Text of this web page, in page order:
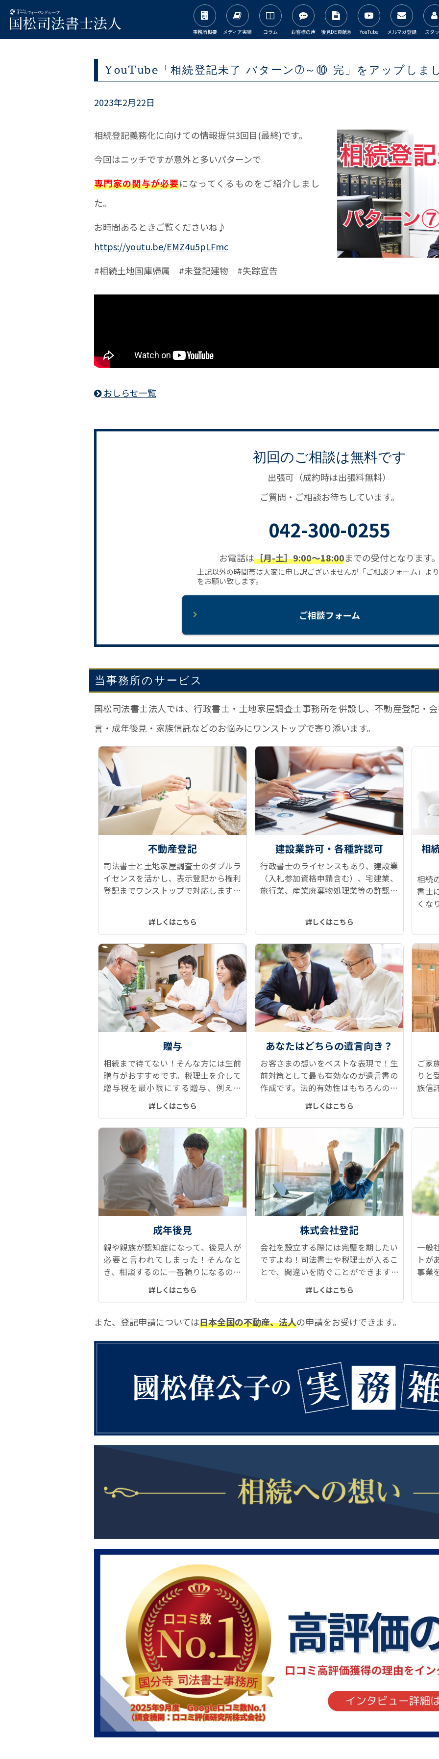
事務所概要 メディア実績 コラム お客様の声 後見DE貢献Ⓡ YouTube メルマガ登録 スタ
YouTube「相続登記未了 パターン➆～⑩ 完」をアップしま
2023年2月22日
相続登記義務化に向けての情報提供3回目(最終)です。
今回はニッチですが意外と多いパターンで
専門家の関与が必要になってくるものをご紹介しまし
た。
お時間あるときご覧くださいね♪
https://youtu.be/EMZ4u5pLFmc
#相続土地国庫帰属
#未登記建物 #失踪宣告
おしらせ一覧
初回のご相談は無料です
出張可（成約時は出張料無料）
ご質問・ご相談お待ちしています。
042-300-0255
お電話は［月-土］9:00〜18:00までの受付となります。
上記以外の時間帯は大変に申し訳ございませんが「ご相談フォーム」よ
をお願い致します。
ご相談フォーム
当事務所のサービス
国松司法書士法人では、行政書士・土地家屋調査士事務所を併設し、不動産登記・
言・成年後見・家族信託などのお悩みにワンストップで寄り添います。
不動産登記
司法書士と土地家屋調査士のダブルラ
イセンスを活かし、表示登記から権利
登記までワンストップで対応します！
トレスなくスムーズに、ワンストップ
詳しくはこちら
建設業許可・各種許認可
行政書士のライセンスもあり、建設業
（入札参加資格申請含む）、宅建業、
旅行業、産業廃棄物処理業等の許認可
詳しくはこちら
相
相続
書士
くな
続
記
す。
贈与
相続まで待てない！そんな方には生前
贈与がおすすめです。税理士を介して
贈与税を最小限にする贈与、例えば
「おしどり贈与」や「相続時精算課税
制度」などをご提案します。
詳しくはこちら
あなたはどちらの遺言向き？
お客さまの想いをベストな表現で！生
前対策として最も有効なのが遺言書の
作成です。法的有効性はもちろんのこ
と、作っておいて良かった！と言える
遺言書本文、付言事項をご提案しま
す。
詳しくはこちら
ご家
りと
族信
な
お悩
成年後見
親や親族が認知症になって、後見人が
必要と言われてしまった！そんなと
き、相談するのに一番頼りになるのが
司法書士です。なぜならダントツに後
見人に就任していて、経験がとても豊
詳しくはこちら
株式会社登記
会社を設立する際には完璧を期したい
ですよね！司法書士や税理士が入るこ
とで、間違いを防ぐことができます。
設立した後のメンテナンスも、定款変
更や役員変更などで発生する登記もス
詳しくはこちら
一般
トが
事業
た
費
また、登記申請については日本全国の不動産、法人の申請をお受けできます。